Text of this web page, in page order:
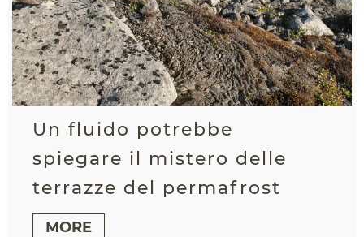
Un fluido potrebbe
spiegare il mistero delle
terrazze del permafrost
MORE